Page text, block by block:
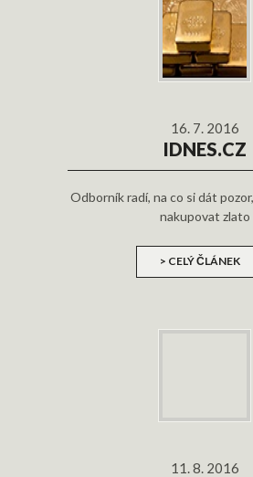
16. 7. 2016
IDNES.CZ
Odborník radí, na co si dát
nakupovat zlato
> CELÝ ČLÁNEK
11. 8. 2016